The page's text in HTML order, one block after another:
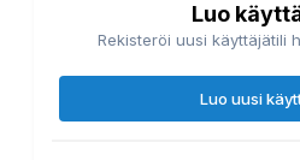
Luo
Rekisteröi uusi käyttäjätili
Luo uusi